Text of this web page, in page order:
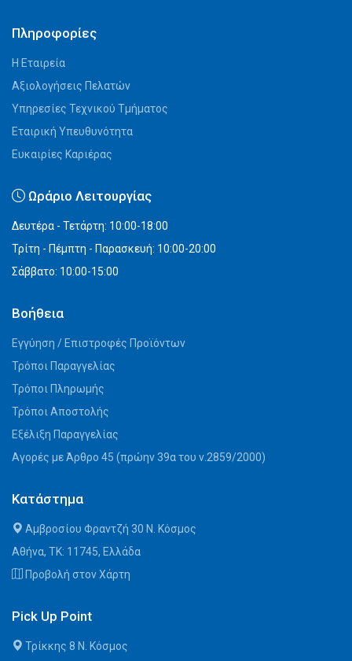
Πληροφορίες
Η Εταιρεία
Αξιολογήσεις Πελατών
Υπηρεσίες Τεχνικού Τμήματος
Εταιρική Υπευθυνότητα
Ευκαιρίες Καριέρας
Ωράριο Λειτουργίας
Δευτέρα - Τετάρτη: 10:00-18:00
Τρίτη - Πέμπτη - Παρασκευή: 10:00-20:00
Σάββατο: 10:00-15:00
Βοήθεια
Εγγύηση / Επιστροφές Προϊόντων
Τρόποι Παραγγελίας
Τρόποι Πληρωμής
Τρόποι Αποστολής
Εξέλιξη Παραγγελίας
Αγορές με Άρθρο 45 (πρώην 39α του ν.2859/2000)
Κατάστημα
Αμβροσίου Φραντζή 30 Ν. Κόσμος
Αθήνα, ΤΚ: 11745, Ελλάδα
Προβολή στον Χάρτη
Pick Up Point
Τρίκκης 8 Ν. Κόσμος